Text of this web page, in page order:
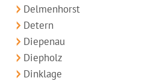
Delmenhorst
Detern
Diepenau
Diepholz
Dinklage